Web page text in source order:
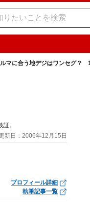
マに合う地デジはワンセグ？
。
新日：2006年12月15日
プロフィール詳細
執筆記事一覧